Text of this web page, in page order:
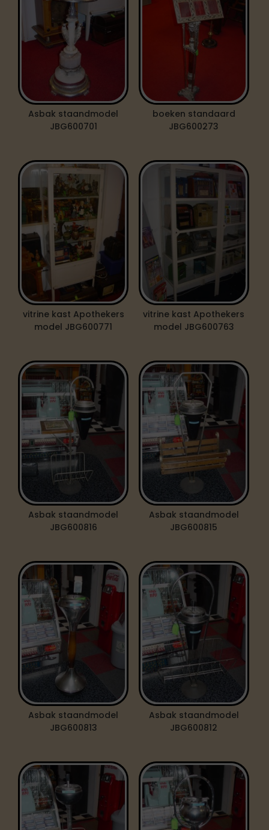
Asbak staandmodel
JBG600701
boeken standaard
JBG600273
vitrine kast Apothekers
model JBG600771
vitrine kast Apothekers
model JBG600763
Asbak staandmodel
JBG600816
Asbak staandmodel
JBG600815
Asbak staandmodel
JBG600813
Asbak staandmodel
JBG600812